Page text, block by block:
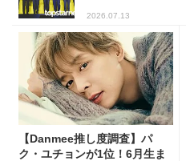
2026.07.13
【Danmee推し度調査】パ
ク・ユチョンが1位！6月生ま